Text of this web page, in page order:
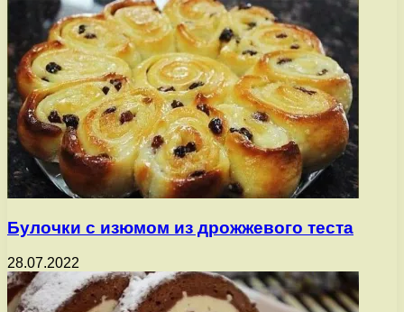
Булочки с изюмом из дрожжевого теста
28.07.2022